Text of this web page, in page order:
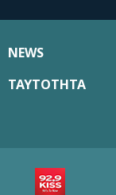
NEWS
ΤΑΥΤΟΤΗΤΑ